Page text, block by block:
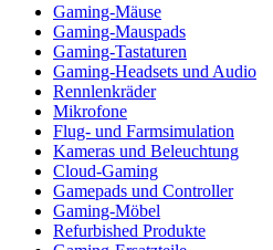
Gaming-Mäuse
Gaming-Mauspads
Gaming-Tastaturen
Gaming-Headsets und Audio
Rennlenkräder
Mikrofone
Flug- und Farmsimulation
Kameras und Beleuchtung
Cloud-Gaming
Gamepads und Controller
Gaming-Möbel
Refurbished Produkte